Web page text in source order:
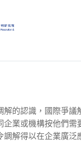
解的認識，國際爭議
企業或機構按他們需
解得以在企業廣泛